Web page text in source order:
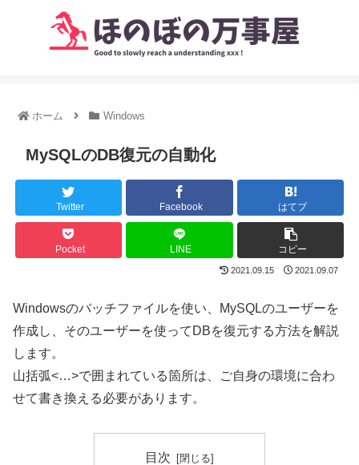
ホーム Windows
MySQLのDB復元の自動化
Twitter Facebook はてブ
Pocket LINE コピー
2021.09.15 2021.09.07
Windowsのバッチファイルを使い、MySQLのユーザーを
作成し、そのユーザーを使ってDBを復元する方法を解説
します。
山括弧<…>で囲まれている箇所は、ご自身の環境に合わ
せて書き換える必要があります。
目次